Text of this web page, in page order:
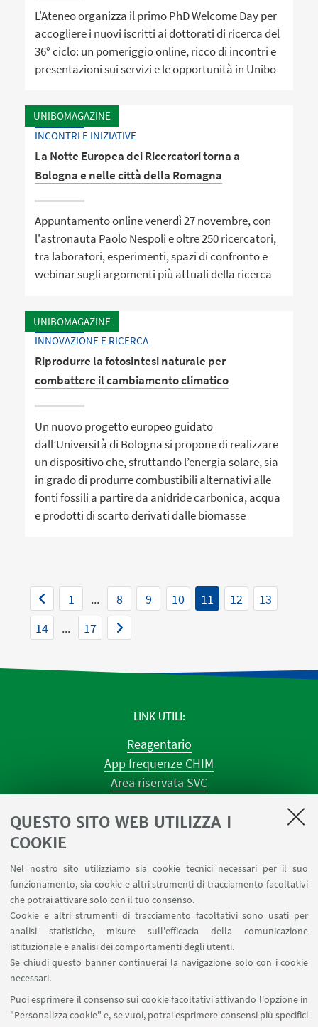
QUESTO SITO WEB UTILIZZA I
COOKIE
Nel nostro sito utilizziamo sia cookie tecnici necessari per il suo
funzionamento, sia cookie e altri strumenti di tracciamento facoltativi
che potrai attivare solo con il tuo consenso.
Cookie e altri strumenti di tracciamento facoltativi sono usati per
analisi statistiche, misure sull'efficacia della comunicazione
istituzionale e analisi dei comportamenti degli utenti.
Se chiudi questo banner continuerai la navigazione solo con i cookie
necessari.
Puoi esprimere il consenso sui cookie facoltativi attivando l'opzione in
"Personalizza cookie" e, se vuoi, potrai esprimere consensi più specifici
L'Ateneo organizza il primo PhD Welcome Day per
accogliere i nuovi iscritti ai dottorati di ricerca del
36° ciclo: un pomeriggio online, ricco di incontri e
presentazioni sui servizi e le opportunità in Unibo
UNIBOMAGAZINE
INCONTRI E INIZIATIVE
La Notte Europea dei Ricercatori torna a
Bologna e nelle città della Romagna
Appuntamento online venerdì 27 novembre, con
l'astronauta Paolo Nespoli e oltre 250 ricercatori,
tra laboratori, esperimenti, spazi di confronto e
webinar sugli argomenti più attuali della ricerca
UNIBOMAGAZINE
INNOVAZIONE E RICERCA
Riprodurre la fotosintesi naturale per
combattere il cambiamento climatico
Un nuovo progetto europeo guidato
dall’Università di Bologna si propone di realizzare
un dispositivo che, sfruttando l’energia solare, sia
in grado di produrre combustibili alternativi alle
fonti fossili a partire da anidride carbonica, acqua
e prodotti di scarto derivati dalle biomasse
1 ... 8 9 10 11 12
13
14
... 17
LINK UTILI
Reagentario
App frequenze CHIM
Area riservata SVC
Prenotazione spazi e Riunioni
Dismissione beni
Segnala un evento
SEGUI IL DIPARTIMENTO SU:
SEGUI UNIBO SU: